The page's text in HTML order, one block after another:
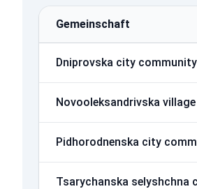
Gemeinschaft
Dniprovska city community
Novooleksandrivska
Pidhorodnenska city
Tsarychanska selyshchna